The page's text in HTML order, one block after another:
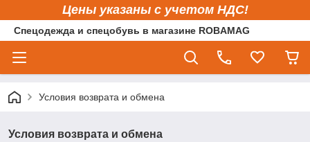
Цены указаны с учетом НДС!
Спецодежда и спецобувь в магазине ROBAMAG
Условия возврата и обмена
Условия возврата и обмена